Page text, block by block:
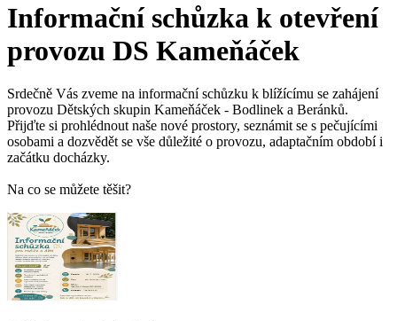
Informační schůzka k otevření
provozu DS Kameňáček
Srdečně Vás zveme na informační schůzku k blížícímu se zahájení
provozu Dětských skupin Kameňáček - Bodlinek a Beránků.
Přijďte si prohlédnout naše nové prostory, seznámit se s pečujícími
osobami a dozvědět se vše důležité o provozu, adaptačním období i
začátku docházky.
Na co se můžete těšit?